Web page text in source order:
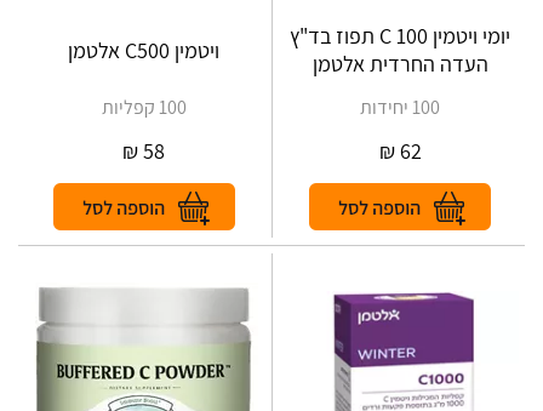
יומי ויטמין C 100 תפוז בד"ץ
העדה החרדית אלטמן
100 יחידות
62
₪
ויטמין C500 אלטמן
100 קפליות
58
₪